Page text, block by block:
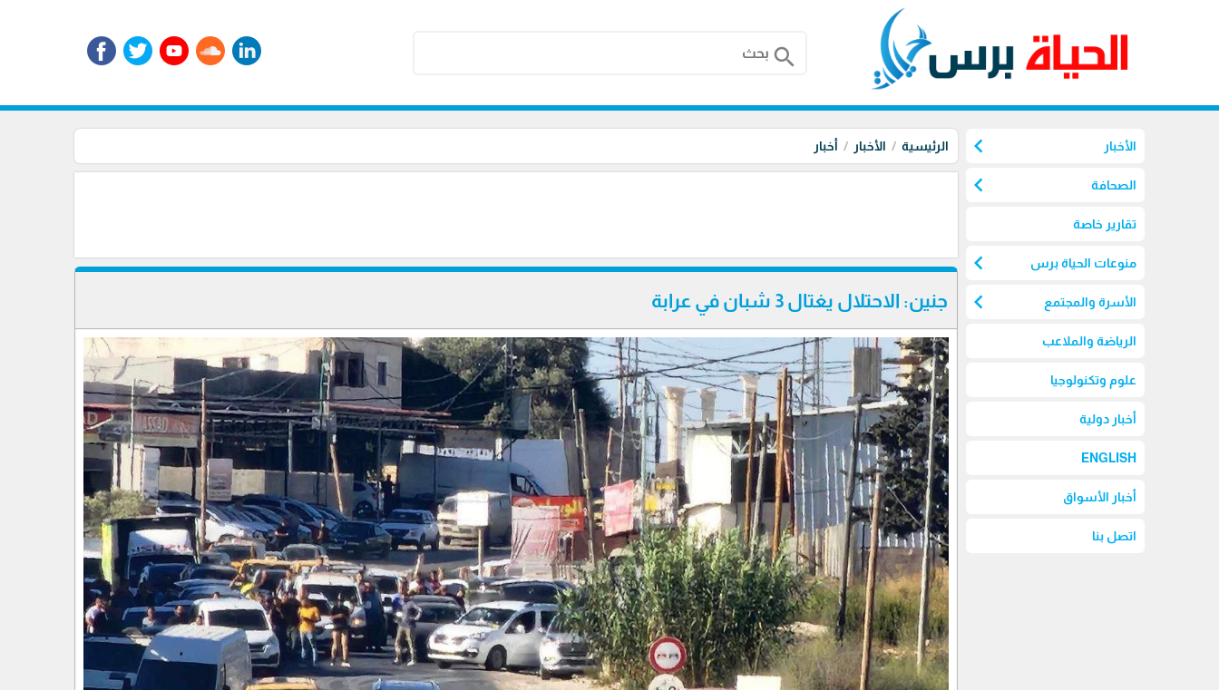
search
الأخبار chevron_left
الصحافة chevron_left
تقارير خاصة
منوعات الحياة برس chevron_left
الأسرة والمجتمع chevron_left
الرياضة والملاعب
علوم وتكنولوجيا
أخبار دولية
ENGLISH
أخبار الأسواق
اتصل بنا
الرئيسية الأخبار أخبار
جنين: الاحتلال يغتال 3 شبان في عرابة